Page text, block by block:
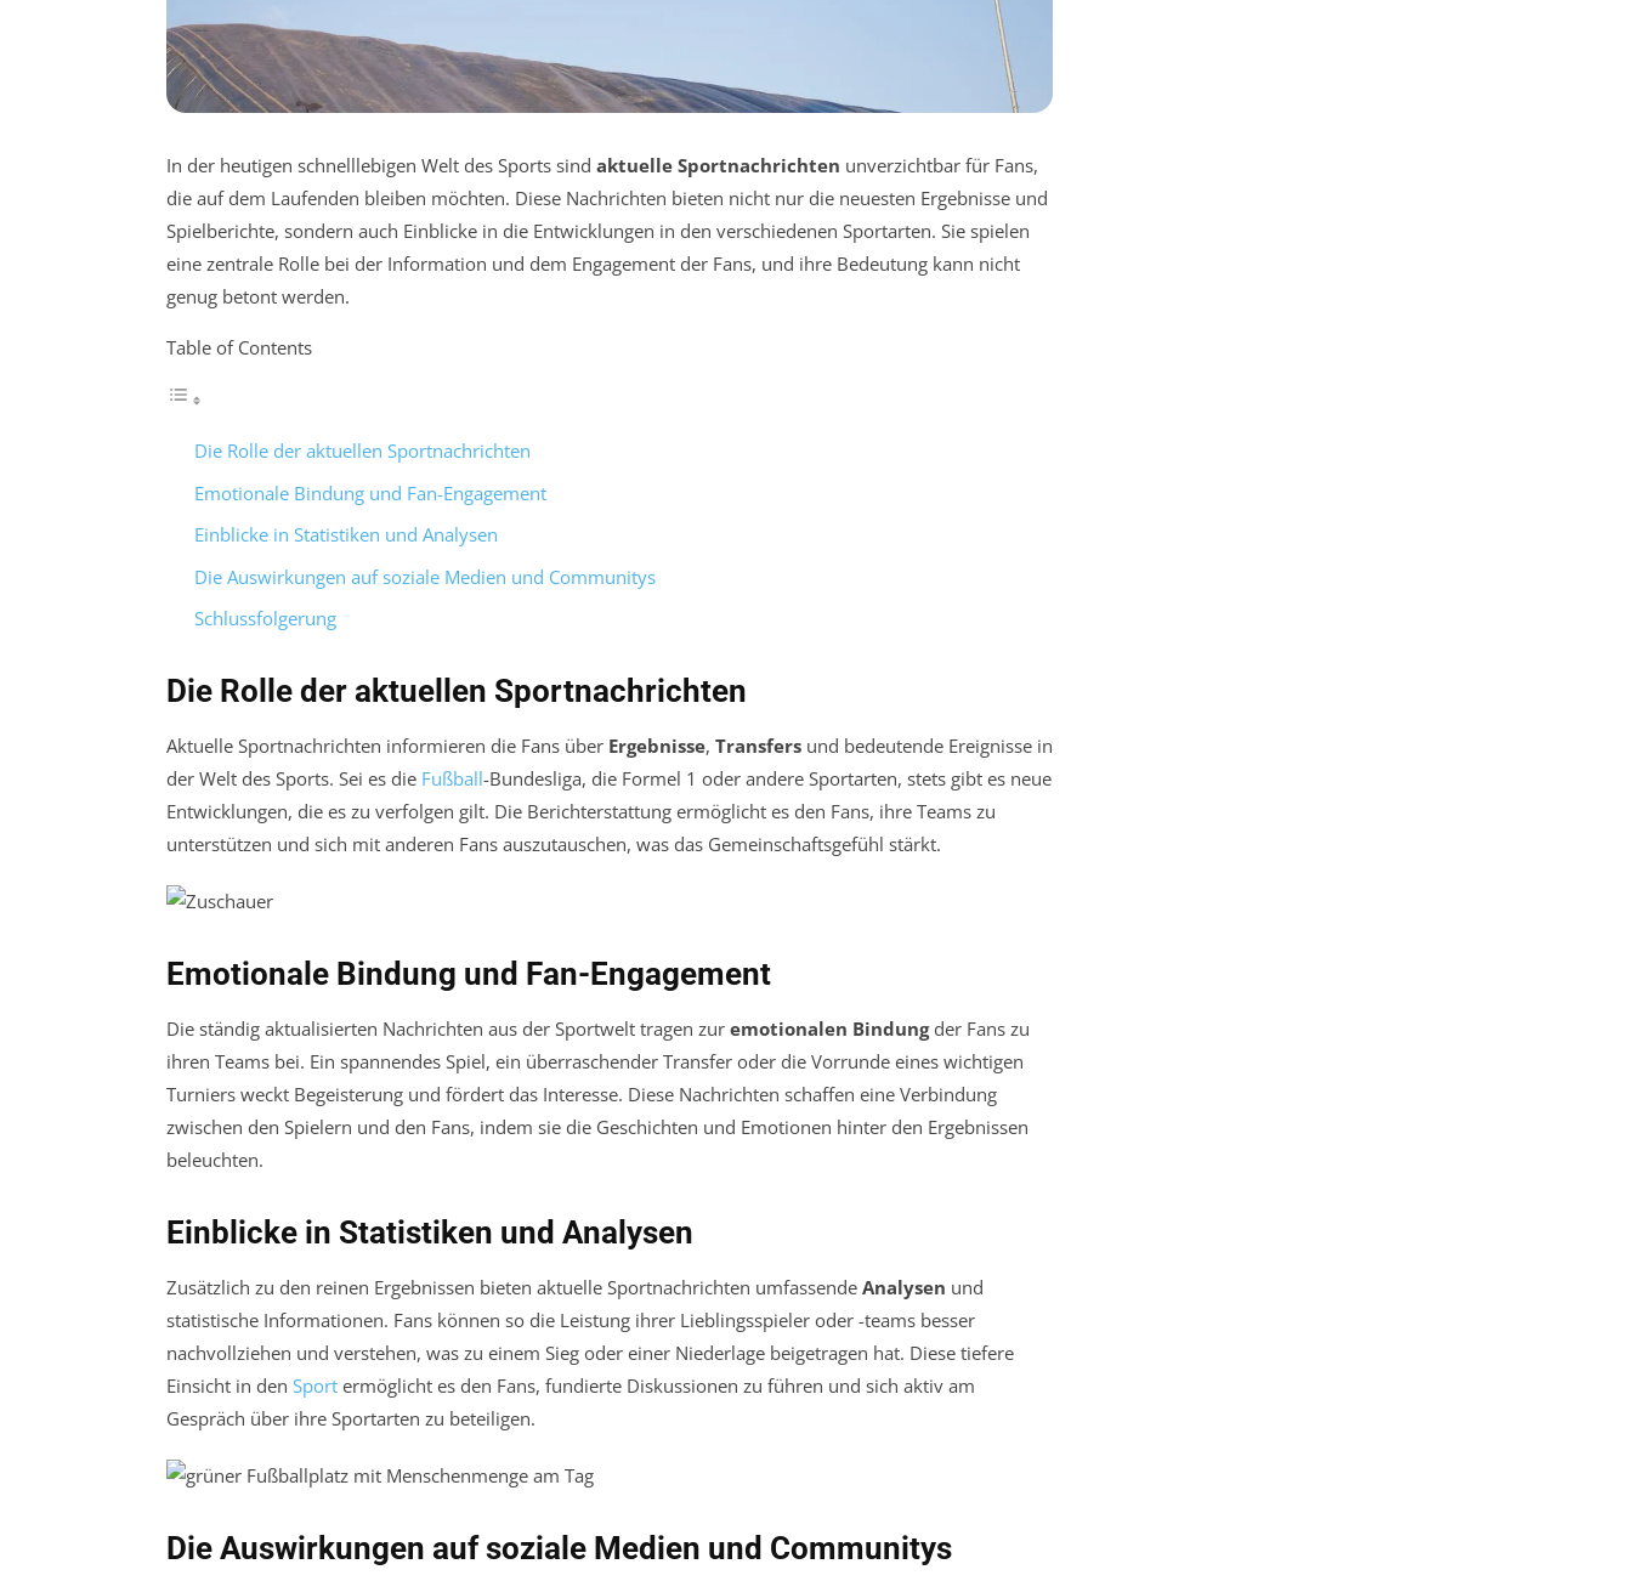
In der heutigen schnelllebigen Welt des Sports sind aktuelle Sportnachrichten unverzichtbar für Fans,
die auf dem Laufenden bleiben möchten. Diese Nachrichten bieten nicht nur die neuesten Ergebnisse und
Spielberichte, sondern auch Einblicke in die Entwicklungen in den verschiedenen Sportarten. Sie spielen
eine zentrale Rolle bei der Information und dem Engagement der Fans, und ihre Bedeutung kann nicht
genug betont werden.
Table of Contents
Die Rolle der aktuellen Sportnachrichten
Emotionale Bindung und Fan-Engagement
Einblicke in Statistiken und Analysen
Die Auswirkungen auf soziale Medien und Communitys
Schlussfolgerung
Die Rolle der aktuellen Sportnachrichten
Aktuelle Sportnachrichten informieren die Fans über Ergebnisse, Transfers und bedeutende Ereignisse in
der Welt des Sports. Sei es die Fußball-Bundesliga, die Formel 1 oder andere Sportarten, stets gibt es neue
Entwicklungen, die es zu verfolgen gilt. Die Berichterstattung ermöglicht es den Fans, ihre Teams zu
unterstützen und sich mit anderen Fans auszutauschen, was das Gemeinschaftsgefühl stärkt.
Emotionale Bindung und Fan-Engagement
Die ständig aktualisierten Nachrichten aus der Sportwelt tragen zur emotionalen Bindungder Fans zu
ihren Teams bei. Ein spannendes Spiel, ein überraschender Transfer oder die Vorrunde eines wichtigen
Turniers weckt Begeisterung und fördert das Interesse. Diese Nachrichten schaffen eine Verbindung
zwischen den Spielern und den Fans, indem sie die Geschichten und Emotionen hinter den Ergebnissen
beleuchten.
Einblicke in Statistiken und Analysen
Zusätzlich zu den reinen Ergebnissen bieten aktuelle Sportnachrichten umfassende Analysen und
statistische Informationen. Fans können so die Leistung ihrer Lieblingsspieler oder -teams besser
nachvollziehen und verstehen, was zu einem Sieg oder einer Niederlage beigetragen hat. Diese tiefere
Einsicht in den Sport ermöglicht es den Fans, fundierte Diskussionen zu führen und sich aktiv am
Gespräch über ihre Sportarten zu beteiligen.
Die Auswirkungen auf soziale Medien und Communitys